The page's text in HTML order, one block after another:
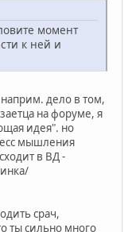
момент
к ней и
дело в том,
на форуме, я
идея". но
мышления
в ВД -
срач,
ты сильно много